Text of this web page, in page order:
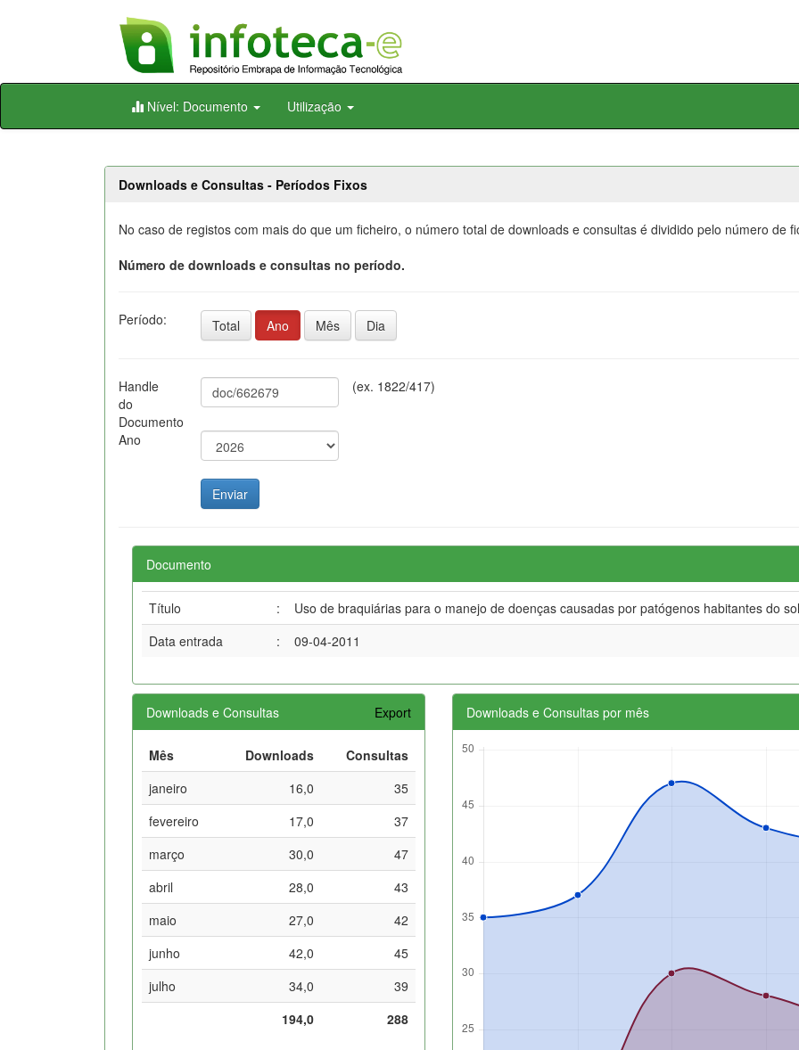
Skip
Nível: Documento Utilização
Downloads e Consultas - Períodos Fixos
No caso de registos com mais do que um ficheiro, o número total de downloads e consultas é dividido pelo número de
Número de downloads e consultas no período.
Período: Total Ano Mês Dia
Handle
do
Documento
(ex. 1822/417)
Ano
Documento
Título :
Uso de braquiárias para o manejo de doenças causadas por patógenos habitantes do
Data entrada
: 09-04-2011
Downloads e Consultas Export
Mês Downloads
Consultas
janeiro
16,0
35
fevereiro
17,0
37
março
30,0
47
abril
28,0
43
maio
27,0
42
junho
42,0
45
julho
34,0
39
194,0
288
Downloads e Consultas por mês